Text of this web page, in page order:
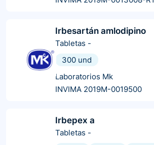
Irbesartán amlodipino
Tabletas -
300 und
Laboratorios Mk
INVIMA 2019M-0019500
Irbepex a
Tabletas -